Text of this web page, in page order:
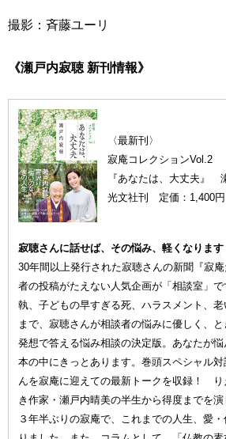
撮影：斉藤ユーリ
《瀬戸内寂聴 新刊情報》
〈最新刊〉
寂庵コレクションVol.2
『あなたは、大丈夫』
光文社刊 定価：1,400円
寂聴さんに話せば、その悩み、軽くなります
30年間以上発行された寂聴さんの新聞『寂
者の投稿がたえない人気企画が「相談室」
執、子どもの早すぎる死、ハラスメント、
まで、寂聴さんが相談者の悩みに優しく、
発想で答える悩み相談の決定版。あなたが
本の中にきっとあります。巻頭スペシャル
んを寂庵に迎えての最新トークを収録！ り
き作家・瀬戸内晴美の半生から得度までを演
３年半ぶりの寂庵で、これまでの人生、愛